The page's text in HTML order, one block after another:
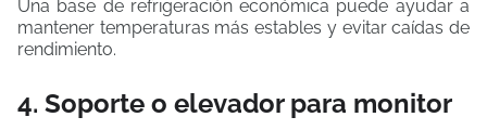
Una base de refrigeración económica puede ayudar a
mantener temperaturas más estables y evitar caídas de
rendimiento.
4. Soporte o elevador para monitor